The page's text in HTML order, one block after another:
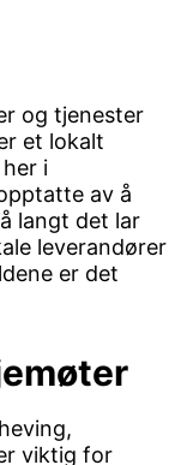
og tjenester
et lokalt
i
av å
langt det lar
leverandører
er det
viktig for